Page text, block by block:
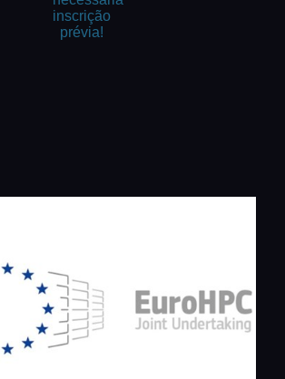
inscrição
prévia!